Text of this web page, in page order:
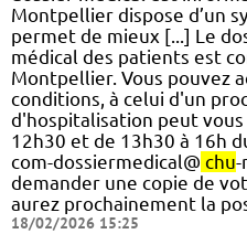
Montpellier dispose d’un
permet de mieux [...] Le
médical des patients est
Montpellier. Vous pouvez
conditions, à celui d'un
d'hospitalisation peut vous
12h30 et de 13h30 à 16h
com-dossiermedical@ chu-
demander une copie de
aurez prochainement la
18/02/2026 15:25